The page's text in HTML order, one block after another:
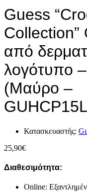
Guess
Collection”
από
λογότυπο
(Μαύρο –
Κατασκευαστής:
25,90€
Διαθεσιμότητα:
Online: